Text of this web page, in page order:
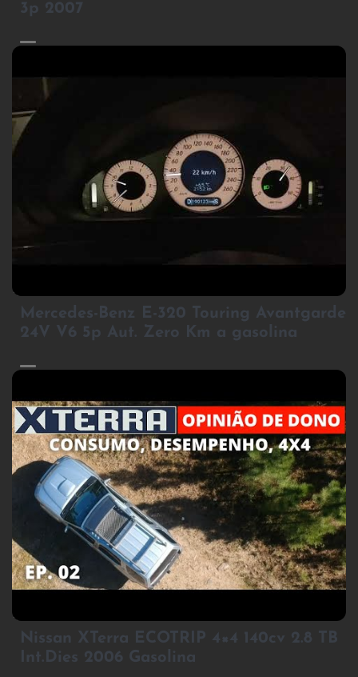
3p 2007
2
Mercedes-Benz E-320 Touring Avantgarde
24V V6 5p Aut. Zero Km a gasolina
3
Nissan XTerra ECOTRIP 4×4 140cv 2.8 TB
Int.Dies 2006 Gasolina